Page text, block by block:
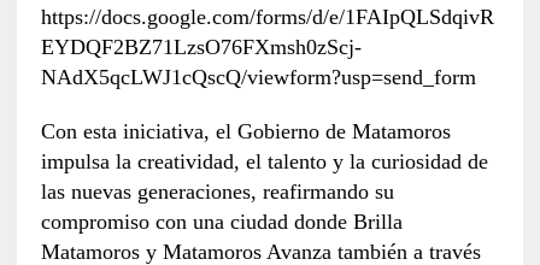
https://docs.google.com/forms/d/e/1FAIpQLSdqivR
EYDQF2BZ71LzsO76FXmsh0zScj-
NAdX5qcLWJ1cQscQ/viewform?usp=send_form
Con esta iniciativa, el Gobierno de Matamoros
impulsa la creatividad, el talento y la curiosidad de
las nuevas generaciones, reafirmando su
compromiso con una ciudad donde Brilla
Matamoros y Matamoros Avanza también a través